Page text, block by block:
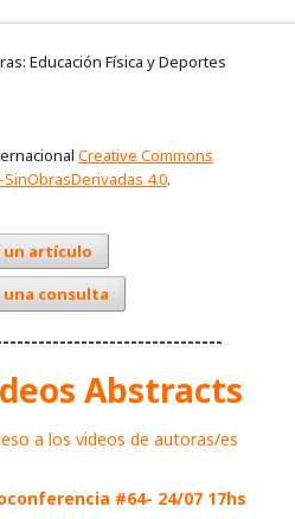
Educación Física y Deportes
Creative Commons
4.0.
un artículo
una consulta
Abstracts
a los videos de autoras/es
#64- 24/07 17hs